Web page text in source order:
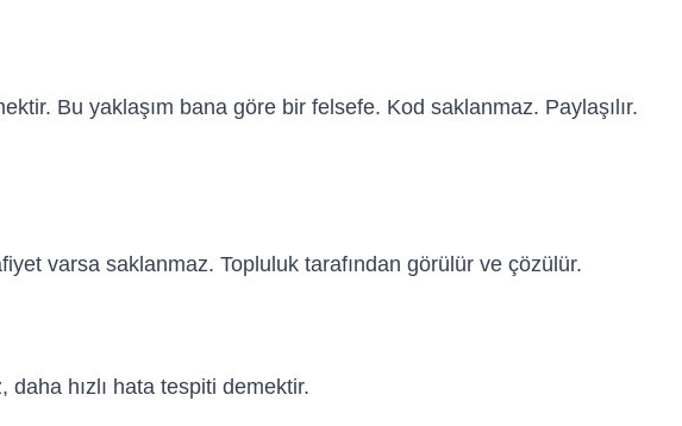
Bu yaklaşım bana göre bir felsefe. Kod saklanmaz. Paylaşılır.
varsa saklanmaz. Topluluk tarafından görülür ve çözülür.
hızlı hata tespiti demektir.